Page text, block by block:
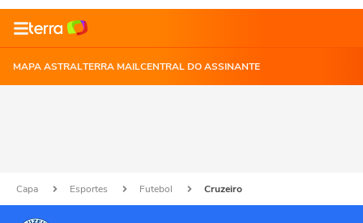
MAPA ASTRALTERRA MAILCENTRAL DO ASSINANTE
Capa Esportes Futebol Cruzeiro